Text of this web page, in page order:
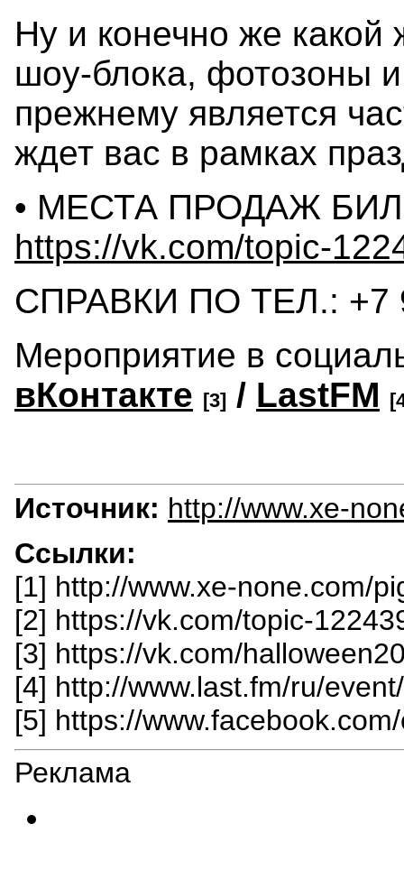
Ну и конечно же какой
шоу-блока, фотозоны
прежнему является
ждет вас в рамках
• МЕСТА ПРОДАЖ
https://vk.com/topic-
СПРАВКИ ПО ТЕЛ.: +7
Мероприятие в
вКонтакте [3] / LastFM
Источник: http://www.xe-
Ссылки:
[1] http://www.xe-none.com/
[2] https://vk.com/topic-
[3] https://vk.com/
[4] http://www.last.fm/ru/
[5] https://
Реклама